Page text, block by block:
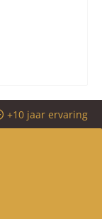
+10 jaar ervaring